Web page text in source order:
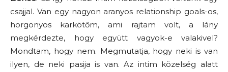
csajjal. Van egy nagyon aranyos relationship goals-os,
horgonyos karkötőm, ami rajtam volt, a lány
megkérdezte, hogy együtt vagyok-e valakivel?
Mondtam, hogy nem. Megmutatja, hogy neki is van
ilyen, de neki pasija is van. Az intim közelség alatt